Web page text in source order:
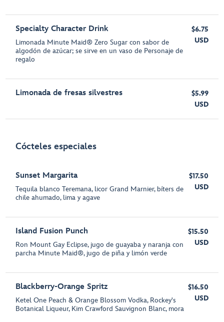
Specialty Character Drink
Limonada Minute Maid® Zero Sugar con sabor de
algodón de azúcar; se sirve en un vaso de Personaje de
regalo
$6.75
USD
Limonada de fresas silvestres
$5.99
USD
Cócteles especiales
Sunset Margarita
Tequila blanco Teremana, licor Grand Marnier, bíters de
chile ahumado, lima y agave
$17.50
USD
Island Fusion Punch
Ron Mount Gay Eclipse, jugo de guayaba y naranja con
parcha Minute Maid®, jugo de piña y limón verde
$15.50
USD
Blackberry-Orange Spritz
Ketel One Peach & Orange Blossom Vodka, Rockey's
Botanical Liqueur, Kim Crawford Sauvignon Blanc, mora
$16.50
USD